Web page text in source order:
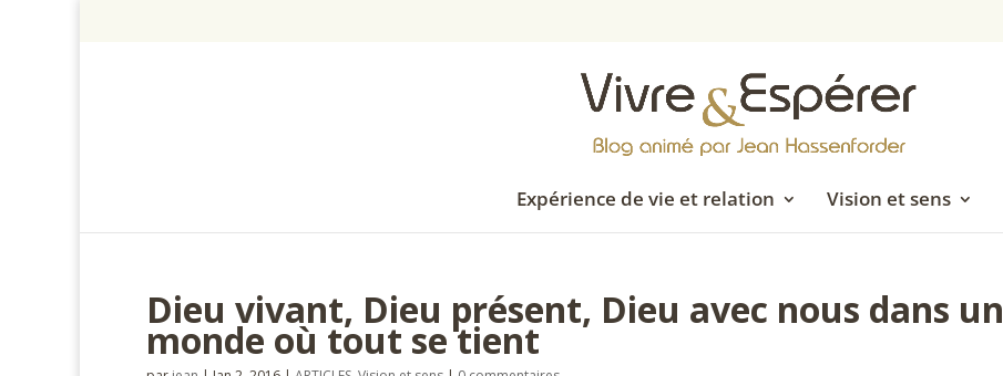
Expérience de vie et relation Vision et sens
Dieu vivant, Dieu présent, Dieu avec nous dans un
monde où tout se tient